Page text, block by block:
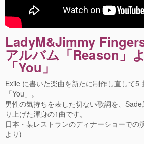
LadyM&Jimmy
アルバム「Reason」
「You」
Exile に書いた楽曲を新たに制作し直して5
「You」。
男性の気持ちを表した切ない歌詞を、
り上げた渾身の1曲です。
日本・某レストランのディナーショーでの
より)